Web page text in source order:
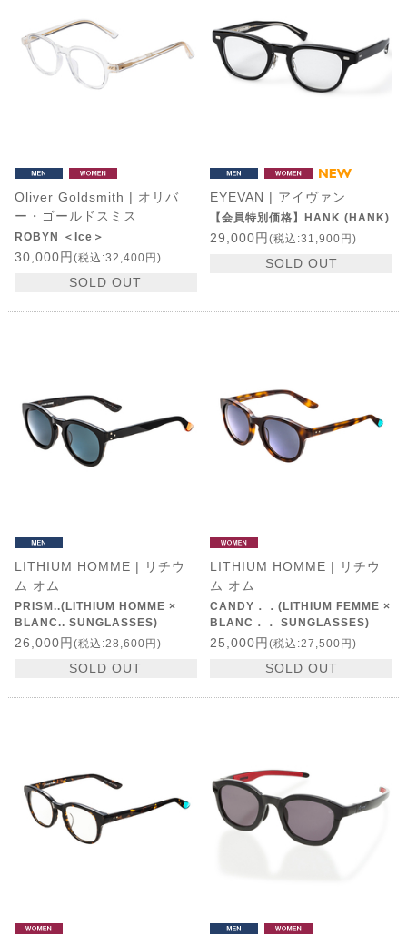
Oliver Goldsmith | オリバ
ー・ゴールドスミス
ROBYN ＜Ice＞
30,000円 (税込:32,400円)
SOLD OUT
EYEVAN | アイヴァン
【会員特別価格】HANK (HANK)
29,000円 (税込:31,900円)
SOLD OUT
LITHIUM HOMME | リチウ
ム オム
PRISM..(LITHIUM HOMME ×
BLANC.. SUNGLASSES)
26,000円 (税込:28,600円)
SOLD OUT
LITHIUM HOMME | リチウ
ム オム
CANDY．．(LITHIUM FEMME ×
BLANC．． SUNGLASSES)
25,000円 (税込:27,500円)
SOLD OUT